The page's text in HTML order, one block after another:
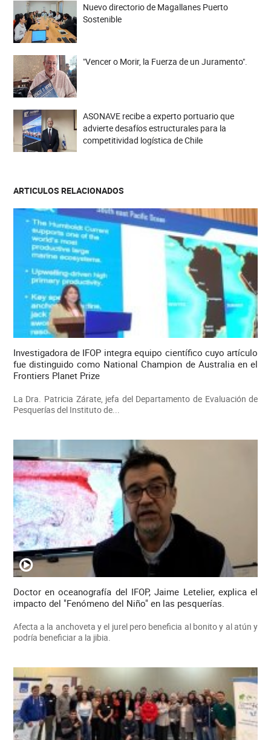
Nuevo directorio de Magallanes Puerto
Sostenible
"Vencer o Morir, la Fuerza de un Juramento".
ASONAVE recibe a experto portuario que
advierte desafíos estructurales para la
competitividad logística de Chile
ARTICULOS RELACIONADOS
Investigadora de IFOP integra equipo científico cuyo artículo
fue distinguido como National Champion de Australia en el
Frontiers Planet Prize
La Dra. Patricia Zárate, jefa del Departamento de Evaluación de
Pesquerías del Instituto de...
Doctor en oceanografía del IFOP, Jaime Letelier, explica el
impacto del "Fenómeno del Niño" en las pesquerías.
Afecta a la anchoveta y el jurel pero beneficia al bonito y al atún y
podría beneficiar a la jibia.